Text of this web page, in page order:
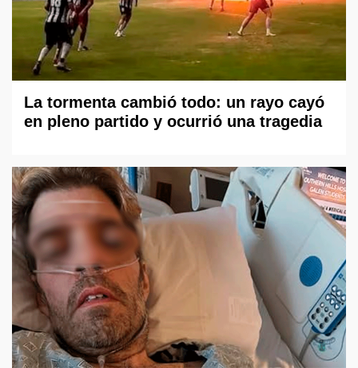
La tormenta cambió todo: un rayo cayó
en pleno partido y ocurrió una tragedia